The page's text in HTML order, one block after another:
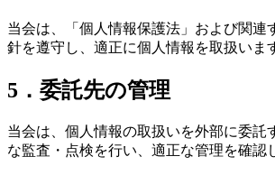
当会は、「個人情報保護法」および関連
針を遵守し、適正に個人情報を取扱いま
5．委託先の管理
当会は、個人情報の取扱いを外部に委
な監査・点検を行い、適正な管理を確認